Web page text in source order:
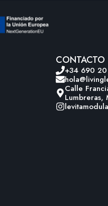
CONTACTO
+34 690
Calle
Lumbreras,